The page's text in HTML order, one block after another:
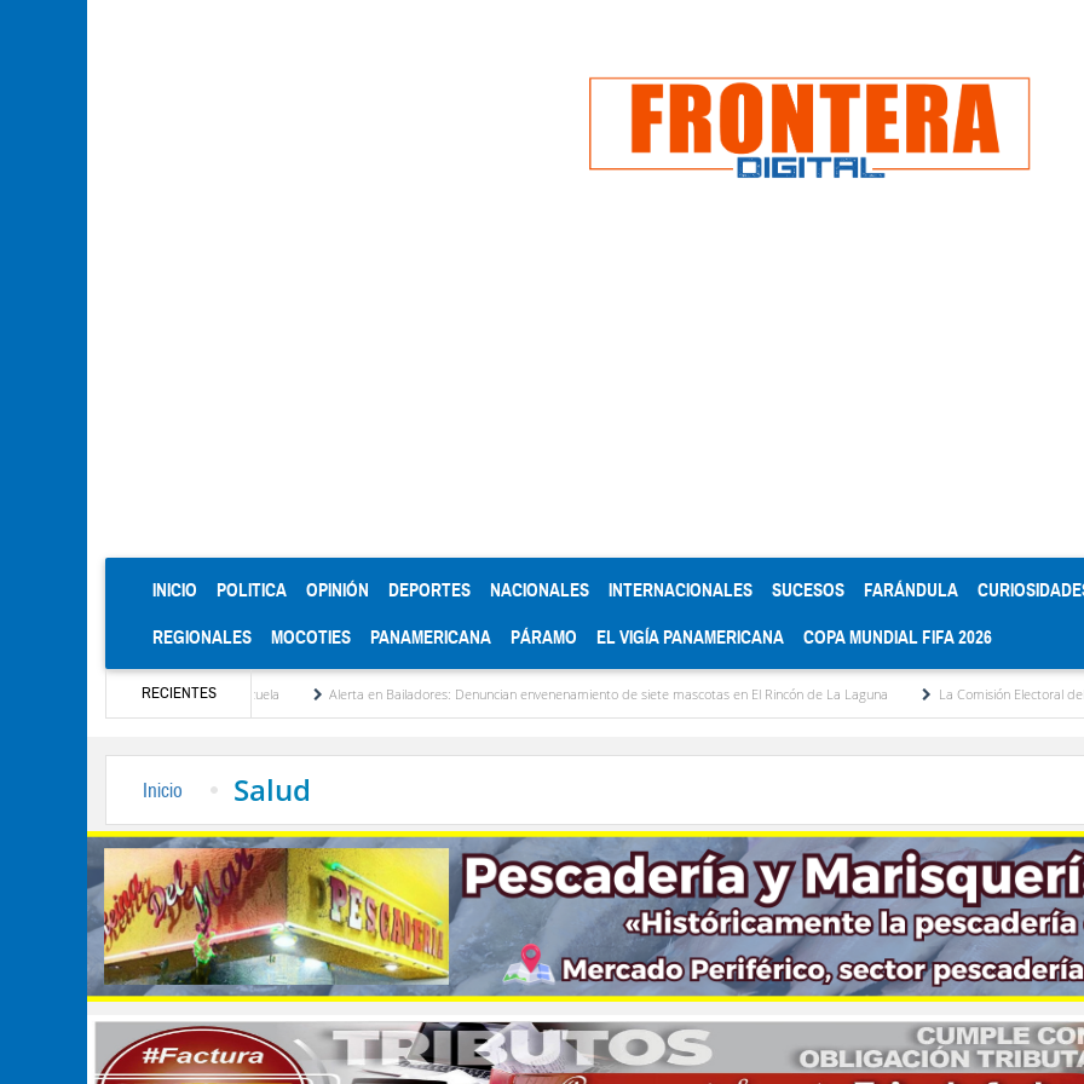
INICIO (CURRENT)
POLITICA OPINIÓN DEPORTES NACIONALES INTERNACIONALES SUCESOS FARÁNDULA
REGIONALES MOCOTIES PANAMERICANA PÁRAMO EL VIGÍA PANAMERICANA COPA MUNDIAL FIFA 2026
RECIENTES
de Venezuela Alerta en Bailadores: Denuncian envenenamiento de siete mascotas en El Rincón de La Laguna La Comisión Electoral del Colegio de
Inicio Salud